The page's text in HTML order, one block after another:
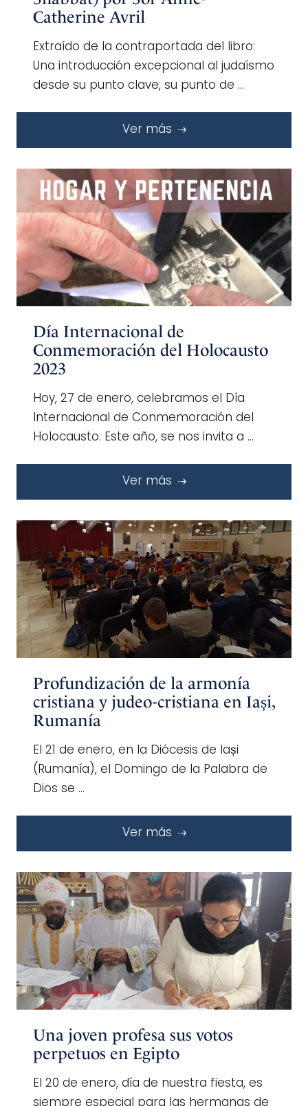
Catherine Avril
Extraído de la contraportada del libro:
Una introducción excepcional al judaísmo
desde su punto clave, su punto de …
Ver más
Día Internacional de
Conmemoración del Holocausto
2023
Hoy, 27 de enero, celebramos el Día
Internacional de Conmemoración del
Holocausto. Este año, se nos invita a …
Ver más
Profundización de la armonía
cristiana y judeo-cristiana en Iași,
Rumanía
El 21 de enero, en la Diócesis de Iași
(Rumanía), el Domingo de la Palabra de
Dios se …
Ver más
Una joven profesa sus votos
perpetuos en Egipto
El 20 de enero, día de nuestra fiesta, es
siempre especial para las hermanas de